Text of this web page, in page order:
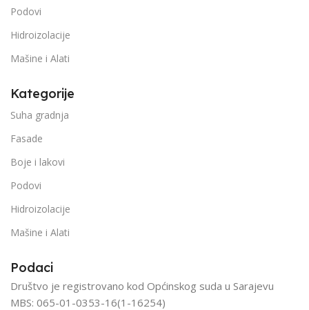
Podovi
Hidroizolacije
Mašine i Alati
Kategorije
Suha gradnja
Fasade
Boje i lakovi
Podovi
Hidroizolacije
Mašine i Alati
Podaci
Društvo je registrovano kod Općinskog suda u Sarajevu
MBS: 065-01-0353-16(1-16254)